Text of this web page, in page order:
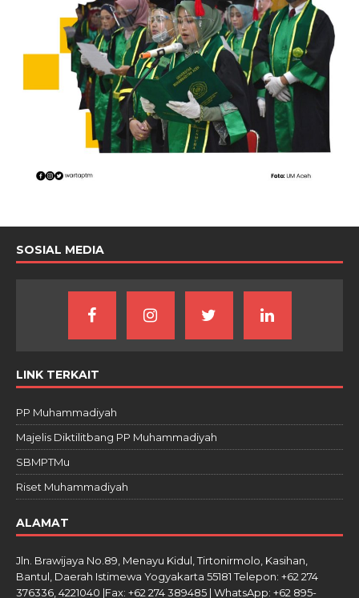
SOSIAL MEDIA
LINK TERKAIT
PP Muhammadiyah
Majelis Diktilitbang PP Muhammadiyah
SBMPTMu
Riset Muhammadiyah
ALAMAT
Jln. Brawijaya No.89, Menayu Kidul, Tirtonirmolo, Kasihan,
Bantul, Daerah Istimewa Yogyakarta 55181 Telepon: +62 274
376336, 4221040 |Fax: +62 274 389485 | WhatsApp: +62 895-